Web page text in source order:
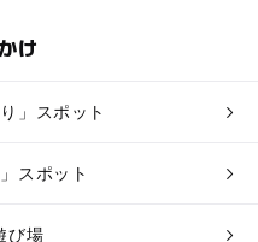
け
」スポット
スポット
び場